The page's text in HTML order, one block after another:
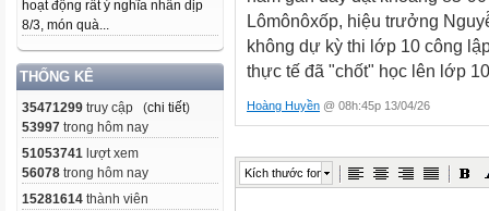
hoạt động rất ý nghĩa nhân dịp
8/3, món quà...
THỐNG KÊ
35471299 truy cập (chi tiết)
53997 trong hôm nay
51053741 lượt xem
56078 trong hôm nay
15281614 thành viên
Lômônôxốp, hiệu trưởng
không dự kỳ thi lớp 10 công
thực tế đã "chốt" học lên lớp
Hoàng Huyền @ 08h:45p 13/04/26
Kích thước font